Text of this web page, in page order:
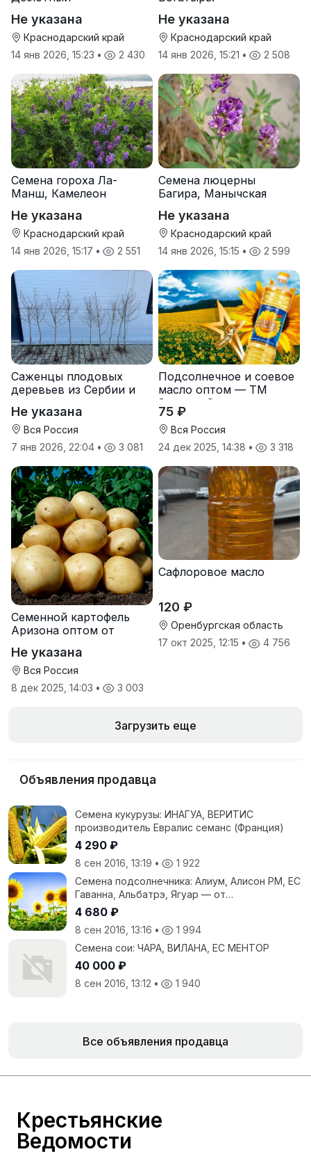
Не указана
Краснодарский край
14 янв 2026, 15:23 • 2 430
Не указана
Краснодарский край
14 янв 2026, 15:21 • 2 508
Семена гороха Ла-
Манш, Камелеон
Не указана
Краснодарский край
14 янв 2026, 15:17 • 2 551
Семена люцерны
Багира, Манычская
Не указана
Краснодарский край
14 янв 2026, 15:15 • 2 599
Саженцы плодовых
деревьев из Сербии и
Не указана
Вся Россия
7 янв 2026, 22:04 • 3 081
Подсолнечное и соевое
масло оптом — ТМ
Золотая Семечка
75 ₽
Вся Россия
24 дек 2025, 14:38 • 3 318
Семенной картофель
Аризона оптом от
Не указана
Вся Россия
8 дек 2025, 14:03 • 3 003
Сафлоровое масло
120 ₽
Оренбургская область
17 окт 2025, 12:15 • 4 756
Загрузить еще
Объявления продавца
Семена кукурузы: ИНАГУА, ВЕРИТИС
производитель Евралис семанс (Франция)
4 290 ₽
8 сен 2016, 13:19 •
1 922
Семена подсолнечника: Алиум, Алисон РМ, ЕС
Гаванна, Альбатрэ, Ягуар — от
производителя ЕВРАЛИС Семанс (Франция)
4 680 ₽
8 сен 2016, 13:16 •
1 994
Семена сои: ЧАРА, ВИЛАНА, ЕС МЕНТОР
40 000 ₽
8 сен 2016, 13:12 • 1 940
Все объявления продавца
Крестьянские
Ведомости